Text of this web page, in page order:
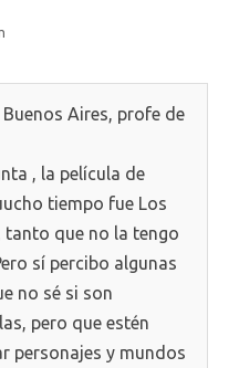
Aires, profe de
, la película de
tiempo fue Los
tanto que no la tengo
sí percibo algunas
no sé si son
pero que estén
personajes y mundos